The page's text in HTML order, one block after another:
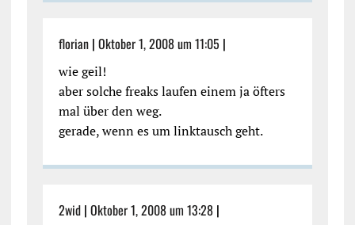
florian| Oktober 1, 2008 um 11:05 |
wie geil!
aber solche freaks laufen einem ja öfters
mal über den weg.
gerade, wenn es um linktausch geht.
2wid| Oktober 1, 2008 um 13:28|